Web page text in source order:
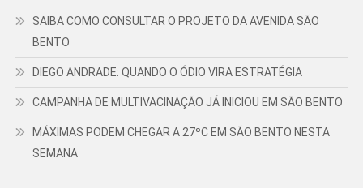
SAIBA COMO CONSULTAR O PROJETO DA AVENIDA SÃO
BENTO
DIEGO ANDRADE: QUANDO O ÓDIO VIRA ESTRATÉGIA
CAMPANHA DE MULTIVACINAÇÃO JÁ INICIOU EM SÃO BENTO
MÁXIMAS PODEM CHEGAR A 27ºC EM SÃO BENTO NESTA
SEMANA